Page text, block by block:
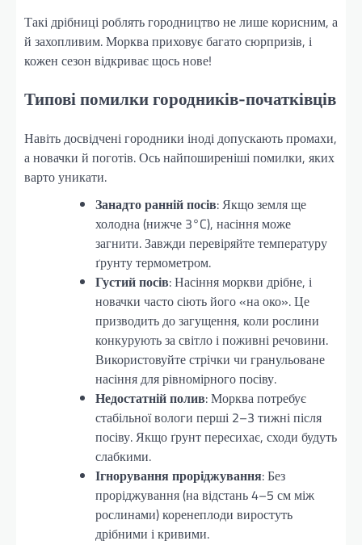
Такі дрібниці роблять городництво не лише корисним, а
й захопливим. Морква приховує багато сюрпризів, і
кожен сезон відкриває щось нове!
Типові помилки городників-початківців
Навіть досвідчені городники іноді допускають промахи,
а новачки й поготів. Ось найпоширеніші помилки, яких
варто уникати.
Занадто ранній посів: Якщо земля ще
холодна (нижче 3°C), насіння може
загнити. Завжди перевіряйте температуру
ґрунту термометром.
Густий посів: Насіння моркви дрібне, і
новачки часто сіють його «на око». Це
призводить до загущення, коли рослини
конкурують за світло і поживні речовини.
Використовуйте стрічки чи гранульоване
насіння для рівномірного посіву.
Недостатній полив: Морква потребує
стабільної вологи перші 2–3 тижні після
посіву. Якщо ґрунт пересихає, сходи будуть
слабкими.
Ігнорування проріджування: Без
проріджування (на відстань 4–5 см між
рослинами) коренеплоди виростуть
дрібними і кривими.